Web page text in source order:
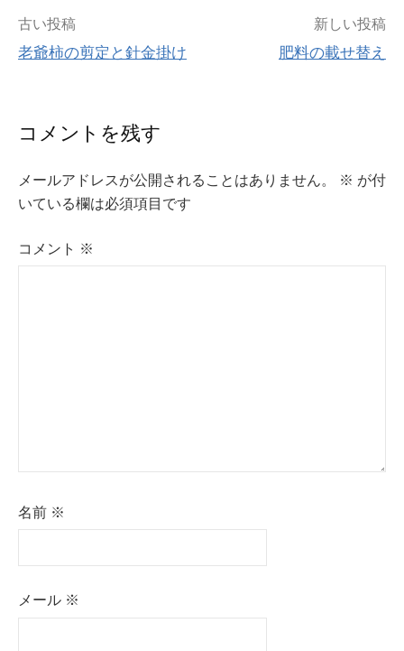
投
稿
ビ
ゲ
ー
シ
古い投稿
老爺柿の剪定と針金掛け
新しい投稿
肥料の載せ替え
コメントを残す
メールアドレスが公開されることはありません。 ※ が付
いている欄は必須項目です
コメント ※
名前 ※
メール ※